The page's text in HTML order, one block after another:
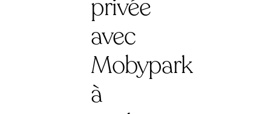
privée
avec
Mobypark
à